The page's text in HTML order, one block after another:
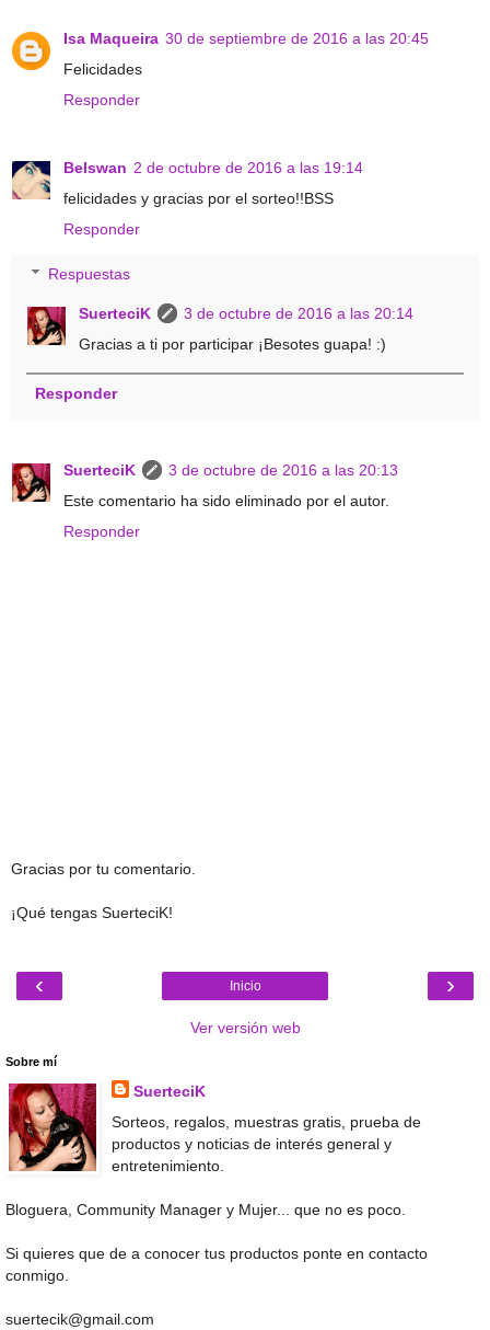
Isa Maqueira 30 de septiembre de 2016 a las 20:45
Felicidades
Responder
Belswan 2 de octubre de 2016 a las 19:14
felicidades y gracias por el sorteo!!BSS
Responder
Respuestas
SuerteciK
3 de octubre de 2016 a las 20:14
Gracias a ti por participar ¡Besotes guapa! :)
Responder
SuerteciK
3 de octubre de 2016 a las 20:13
Este comentario ha sido eliminado por el autor.
Responder
Gracias por tu comentario.
¡Qué tengas SuerteciK!
‹ ›
Inicio
Ver versión web
Sobre mí
SuerteciK
Sorteos, regalos, muestras gratis, prueba de
productos y noticias de interés general y
entretenimiento.
Bloguera, Community Manager y Mujer... que no es poco.
Si quieres que de a conocer tus productos ponte en contacto
conmigo.
suertecik@gmail.com